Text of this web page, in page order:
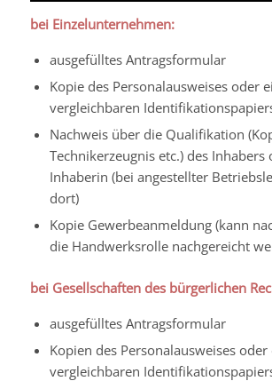
bei Einzelunternehmen:
ausgefülltes Antragsformular
Kopie des Personalausweises oder
vergleichbaren
Nachweis über die Qualifikation
Technikerzeugnis etc.) des Inhabers
Inhaberin (bei angestellter
dort)
Kopie Gewerbeanmeldung (kann
die Handwerksrolle nachgereicht
bei Gesellschaften des bürgerlichen
ausgefülltes Antragsformular
Kopien des Personalausweises oder
vergleichbaren